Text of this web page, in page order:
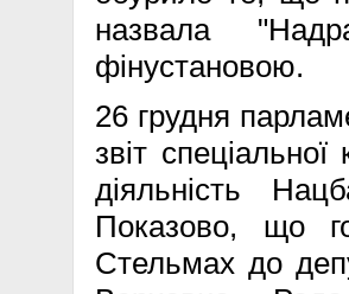
назвала
фінустановою.
26 грудня
звіт спеціальної
діяльність
Показово, що
Стельмах до